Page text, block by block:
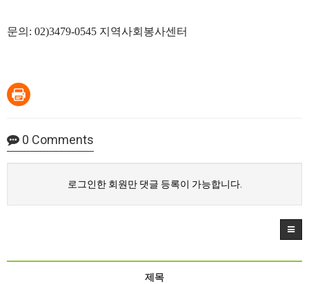
문의: 02)3479-0545 지역사회봉사센터
0 Comments
로그인한 회원만 댓글 등록이 가능합니다.
제목